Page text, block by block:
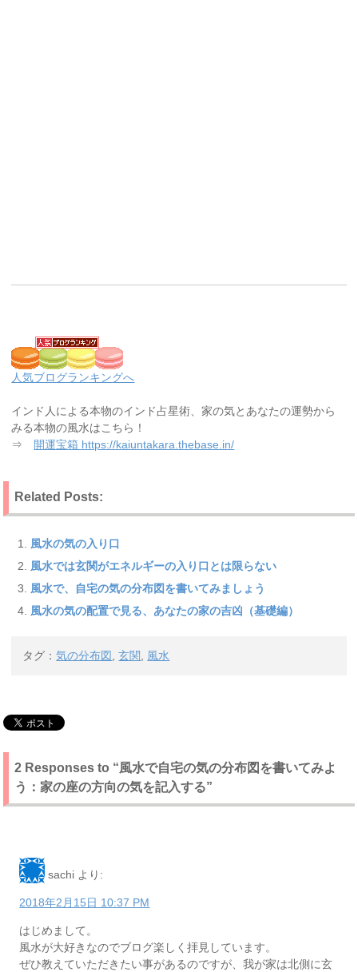
人気ブログランキングへ
インド人による本物のインド占星術、家の気とあなたの運勢から
みる本物の風水はこちら！
⇒ 開運宝箱 https://kaiuntakara.thebase.in/
Related Posts:
風水の気の入り口
風水では玄関がエネルギーの入り口とは限らない
風水で、自宅の気の分布図を書いてみましょう
風水の気の配置で見る、あなたの家の吉凶（基礎編）
タグ：気の分布図,玄関, 風水
2 Responses to “風水で自宅の気の分布図を書いてみよ
う：家の座の方向の気を記入する”
sachi より:
2018年2月15日 10:37 PM
はじめまして。
風水が大好きなのでブログ楽しく拝見しています。
ぜひ教えていただきたい事があるのですが、我が家は北側に玄